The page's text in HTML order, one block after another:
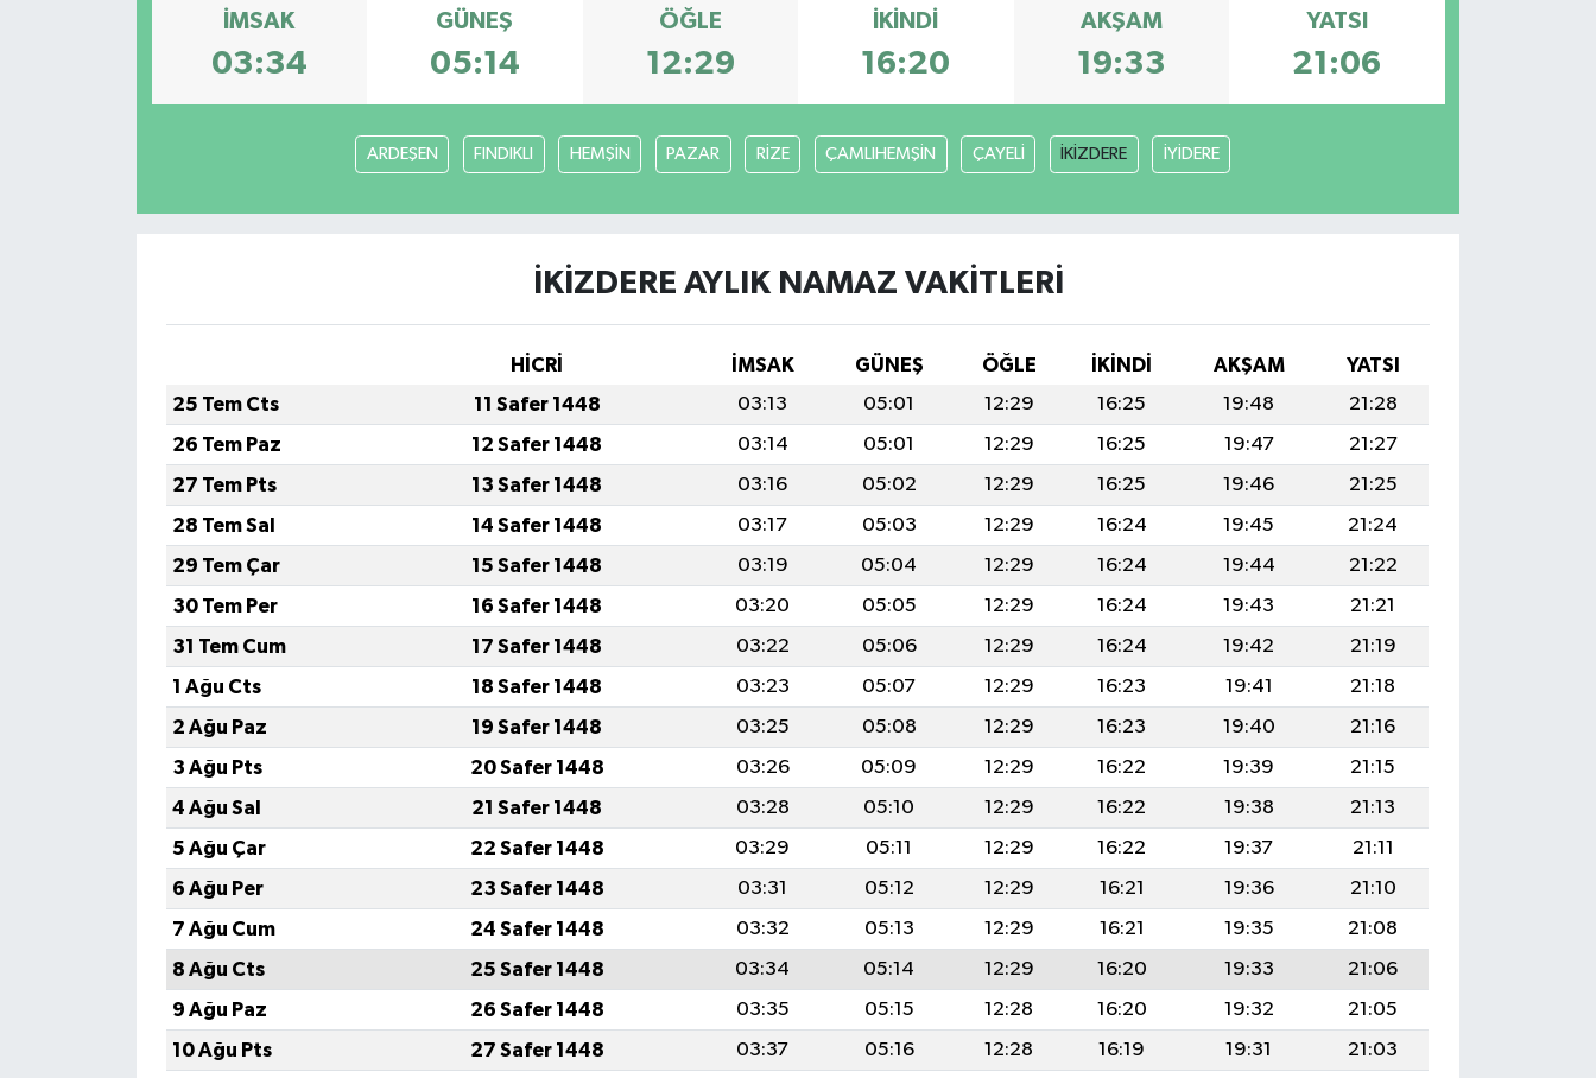
İMSAK
03:34
GÜNEŞ
05:14
ÖĞLE
12:29
İKINDI
16:20
AKŞAM
19:33
YATSI
21:06
ARDEŞEN FINDIKLI HEMŞİN PAZAR RİZE ÇAMLIHEMŞİN ÇAYELİ İKİZDERE İYİDERE
İKİZDERE AYLIK NAMAZ VAKITLERI
HİCRİ İMSAK GÜNEŞ ÖĞLE İKINDI AKŞAM
YATSI
25 Tem Cts
11 Safer 1448 03:13 05:01 12:29 16:25 19:48
21:28
26 Tem Paz
12 Safer 1448 03:14 05:01 12:29 16:25 19:47
21:27
27 Tem Pts
13 Safer 1448 03:16 05:02 12:29 16:25 19:46
21:25
28 Tem Sal
14 Safer 1448 03:17 05:03 12:29 16:24 19:45
21:24
29 Tem Çar
15 Safer 1448 03:19 05:04 12:29 16:24 19:44
21:22
30 Tem Per
16 Safer 1448 03:20 05:05 12:29 16:24 19:43
21:21
31 Tem Cum
17 Safer 1448 03:22 05:06 12:29 16:24 19:42
21:19
1 Ağu Cts
18 Safer 1448 03:23 05:07 12:29 16:23 19:41
21:18
2 Ağu Paz
19 Safer 1448 03:25 05:08 12:29 16:23 19:40
21:16
3 Ağu Pts
20 Safer 1448 03:26 05:09 12:29 16:22 19:39
21:15
4 Ağu Sal
21 Safer 1448 03:28 05:10 12:29 16:22 19:38
21:13
5 Ağu Çar
22 Safer 1448 03:29 05:11 12:29 16:22 19:37
21:11
6 Ağu Per
23 Safer 1448 03:31 05:12 12:29 16:21 19:36
21:10
7 Ağu Cum
24 Safer 1448 03:32 05:13 12:29 16:21 19:35
21:08
8 Ağu Cts
25 Safer 1448 03:34 05:14 12:29 16:20 19:33
21:06
9 Ağu Paz
26 Safer 1448 03:35 05:15 12:28 16:20 19:32
21:05
10 Ağu Pts
27 Safer 1448 03:37 05:16 12:28 16:19 19:31
21:03
Kültür - Sanat